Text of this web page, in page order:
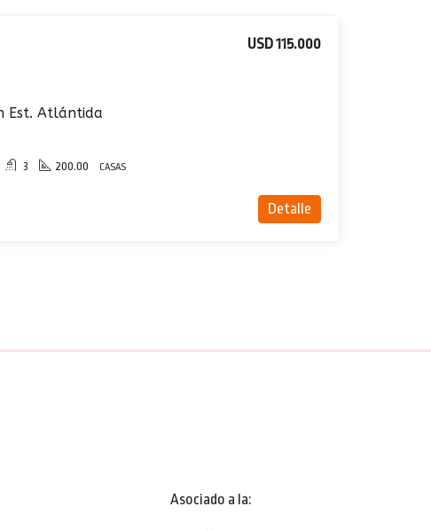
Est. Atlántida
USD 115.000
3 200.00 CASAS
Detalle
Asociado a la: